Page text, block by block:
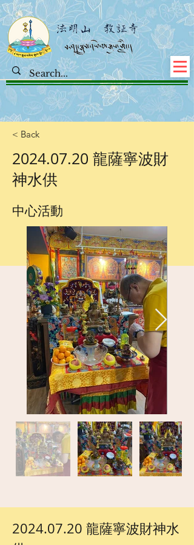
< Back
2024.07.20 龍薩寧波財
神水供
中心活動
2024.07.20 龍薩寧波財神水